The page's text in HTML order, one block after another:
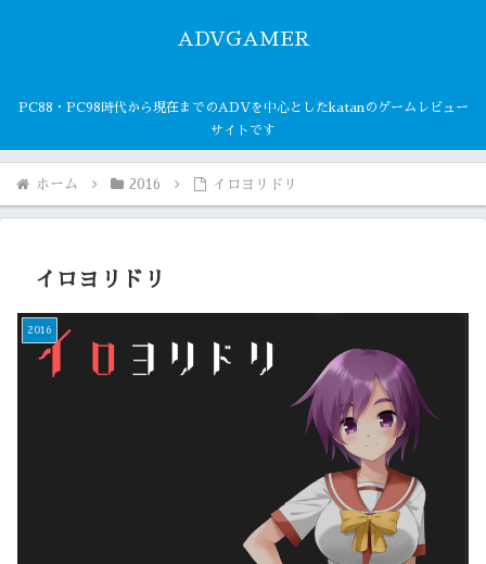
ADVGAMER
PC88・PC98時代から現在までのADVを中心としたkatanのゲームレビュー
サイトです
ホーム 2016 イロヨリドリ
イロヨリドリ
2016